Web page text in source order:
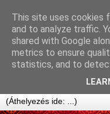
This site uses cookies
and to analyze traffic.
shared with Google
metrics to ensure
statistics, and to